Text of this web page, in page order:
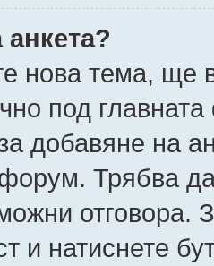
анкета?
нова тема,
под
добавяне на
Трябва
отговора.
и натиснете